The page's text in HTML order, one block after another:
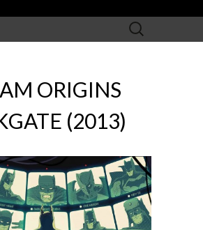
Rechercher :
ORIGINS
(2013)